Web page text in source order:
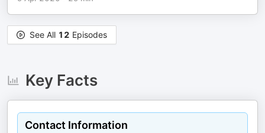
See All 12 Episodes
Key Facts
Contact Information